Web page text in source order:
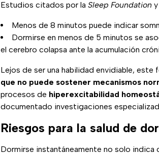
Estudios citados por la Sleep Foundation
Menos de 8 minutos puede indicar
Dormirse en menos de 5 minutos se
el cerebro colapsa ante la acumulación
Lejos de ser una habilidad envidiable, este
que no puede sostener mecanismos
procesos de hiperexcitabilidad
documentado investigaciones
Riesgos para la salud de
Dormirse instantáneamente no solo